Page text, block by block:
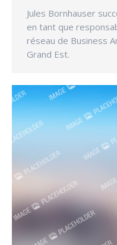
Jules Bornhauser
en tant que
réseau de Business
Grand Est.